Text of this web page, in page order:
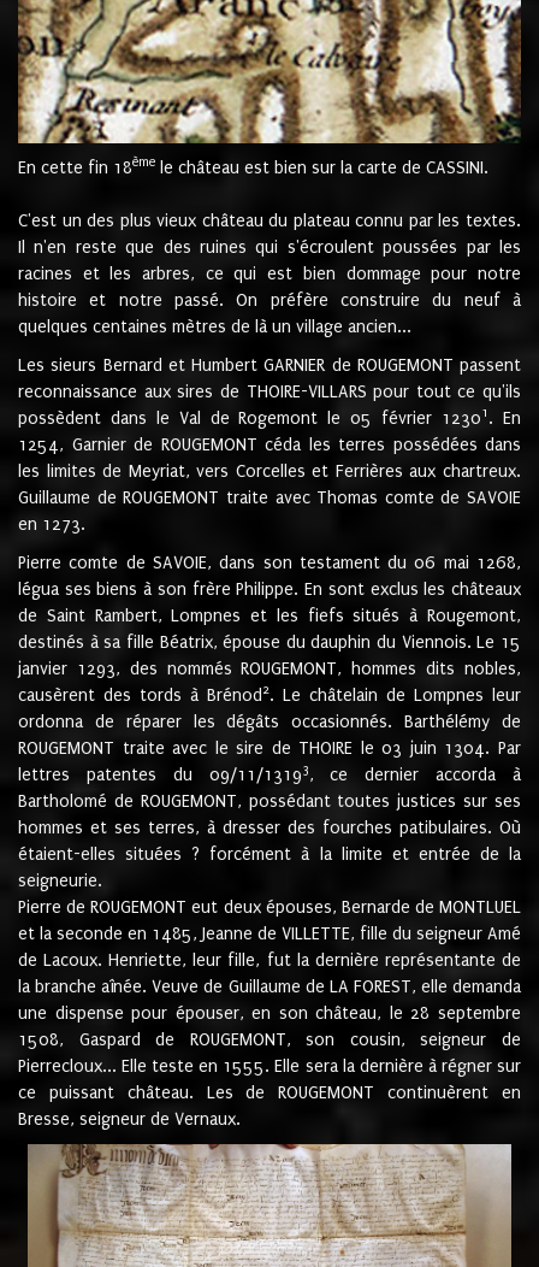
En cette fin 18ème le château est bien sur la carte de CASSINI.
C'est un des plus vieux château du plateau connu par les textes.
Il n'en reste que des ruines qui s'écroulent poussées par les
racines et les arbres, ce qui est bien dommage pour notre
histoire et notre passé. On préfère construire du neuf à
quelques centaines mètres de là un village ancien...
Les sieurs Bernard et Humbert GARNIER de ROUGEMONT passent
reconnaissance aux sires de THOIRE-VILLARS pour tout ce qu'ils
possèdent dans le Val de Rogemont le 05 février 12301 . En
1254, Garnier de ROUGEMONT céda les terres possédées dans
les limites de Meyriat, vers Corcelles et Ferrières aux chartreux.
Guillaume de ROUGEMONT traite avec Thomas comte de SAVOIE
en 1273.
Pierre comte de SAVOIE, dans son testament du 06 mai 1268,
légua ses biens à son frère Philippe. En sont exclus les châteaux
de Saint Rambert, Lompnes et les fiefs situés à Rougemont,
destinés à sa fille Béatrix, épouse du dauphin du Viennois. Le 15
janvier 1293, des nommés ROUGEMONT, hommes dits nobles,
causèrent des tords à Brénod 2. Le châtelain de Lompnes leur
ordonna de réparer les dégâts occasionnés. Barthélémy de
ROUGEMONT traite avec le sire de THOIRE le 03 juin 1304. Par
lettres patentes du 09/11/13193, ce dernier accorda à
Bartholomé de ROUGEMONT, possédant toutes justices sur ses
hommes et ses terres, à dresser des fourches patibulaires. Où
étaient-elles situées ? forcément à la limite et entrée de la
seigneurie.
Pierre de ROUGEMONT eut deux épouses, Bernarde de MONTLUEL
et la seconde en 1485, Jeanne de VILLETTE, fille du seigneur Amé
de Lacoux. Henriette, leur fille, fut la dernière représentante de
la branche aînée. Veuve de Guillaume de LA FOREST, elle demanda
une dispense pour épouser, en son château, le 28 septembre
1508, Gaspard de ROUGEMONT, son cousin, seigneur de
Pierrecloux... Elle teste en 1555. Elle sera la dernière à régner sur
ce puissant château. Les de ROUGEMONT continuèrent en
Bresse, seigneur de Vernaux.